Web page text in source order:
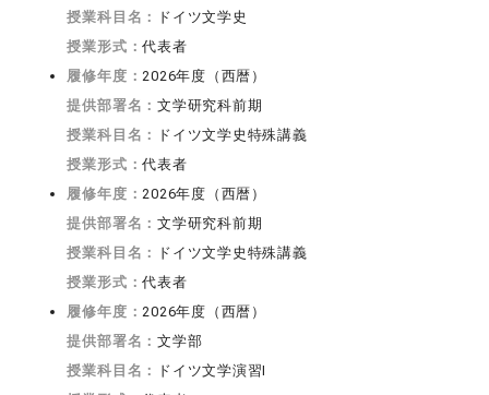
授業科目名：
ドイツ文学史
授業形式：代表者
履修年度：2026年度（西暦）
提供部署名：文学研究科前期
授業科目名：
ドイツ文学史特殊講義
授業形式：代表者
履修年度：2026年度（西暦）
提供部署名：文学研究科前期
授業科目名：
ドイツ文学史特殊講義
授業形式：代表者
履修年度：2026年度（西暦）
提供部署名：文学部
授業科目名：
ドイツ文学演習I